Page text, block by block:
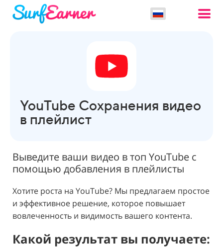
YouTube Сохранения видео
в плейлист
Выведите ваши видео в топ YouTube с
помощью добавления в плейлисты
Хотите роста на YouTube? Мы предлагаем простое
и эффективное решение, которое повышает
вовлеченность и видимость вашего контента.
Какой результат вы получаете: